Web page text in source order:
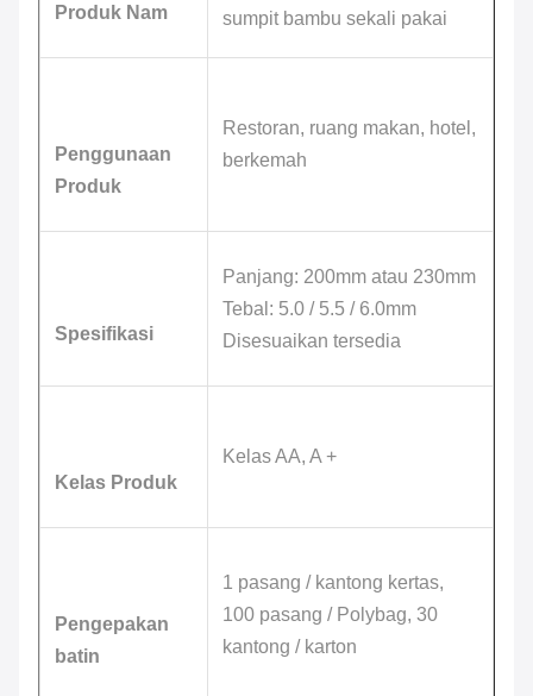
Produk Nam sumpit bambu sekali pakai
Penggunaan
Produk
Restoran, ruang makan, hotel,
berkemah
Spesifikasi
Panjang: 200mm atau 230mm
Tebal: 5.0 / 5.5 / 6.0mm
Disesuaikan tersedia
Kelas Produk
Kelas AA, A +
Pengepakan
batin
1 pasang / kantong kertas,
100 pasang / Polybag, 30
kantong / karton